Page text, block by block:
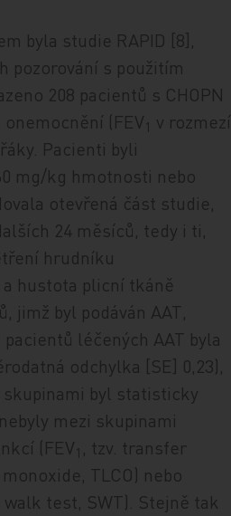
byla studie RAPID [8],
pozorování s použitím
208 pacientů s CHOPN
(FEV 1 v rozmezí
Pacienti byli
mg/kg hmotnosti nebo
otevřená část studie,
24 měsíců, tedy i ti,
hrudníku
hustota plicní tkáně
jimž byl podáván AAT,
léčených AAT byla
odchylka [SE] 0,23),
byl statisticky
mezi skupinami
(FEV 1 , tzv. transfer
TLCO) nebo
test, SWT). Stejně tak